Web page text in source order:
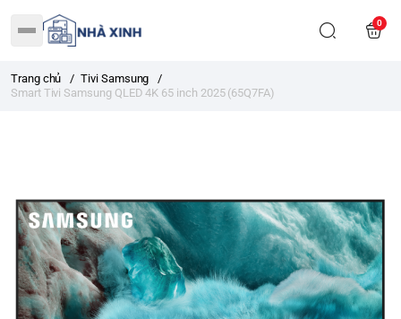
0
Trang chủ / Tivi Samsung
/
Smart Tivi Samsung QLED 4K 65 inch 2025 (65Q7FA)